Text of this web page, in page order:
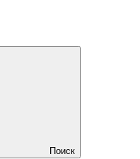
Поиск